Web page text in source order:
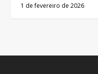
1 de fevereiro de 2026